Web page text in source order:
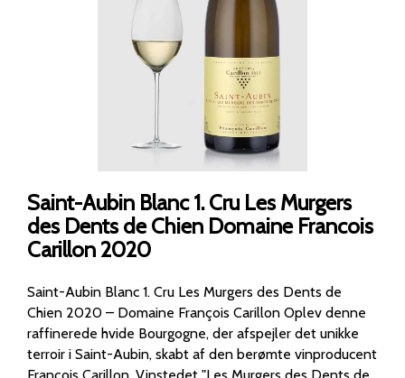
Saint-Aubin Blanc 1. Cru Les Murgers
des Dents de Chien Domaine Francois
Carillon 2020
Saint-Aubin Blanc 1. Cru Les Murgers des Dents de
Chien 2020 – Domaine François Carillon Oplev denne
raffinerede hvide Bourgogne, der afspejler det unikke
terroir i Saint-Aubin, skabt af den berømte vinproducent
François Carillon. Vinstedet "Les Murgers des Dents de